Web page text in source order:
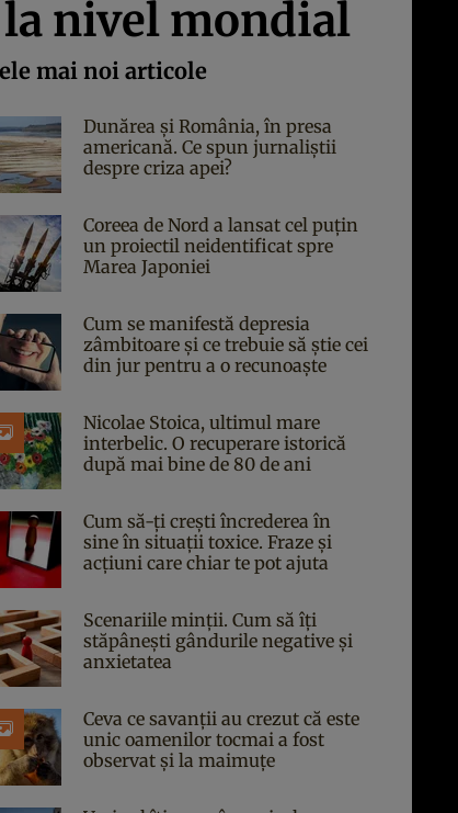
la nivel mondial
mai noi articole
Dunărea și România, în presa
americană. Ce spun jurnaliștii
despre criza apei?
Coreea de Nord a lansat cel puțin
un proiectil neidentificat spre
Marea Japoniei
Cum se manifestă depresia
zâmbitoare și ce trebuie să știe cei
din jur pentru a o recunoaște
Nicolae Stoica, ultimul mare
interbelic. O recuperare istorică
după mai bine de 80 de ani
Cum să-ți crești încrederea în
sine în situații toxice. Fraze și
acțiuni care chiar te pot ajuta
Scenariile minții. Cum să îți
stăpânești gândurile negative și
anxietatea
Ceva ce savanții au crezut că este
unic oamenilor tocmai a fost
observat și la maimuțe